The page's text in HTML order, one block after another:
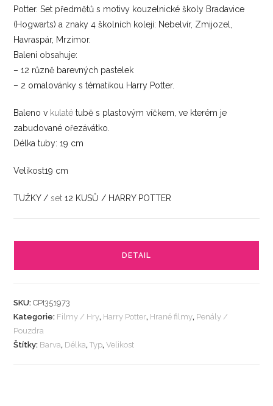
Potter. Set předmětů s motivy kouzelnické školy Bradavice
(Hogwarts) a znaky 4 školních kolejí: Nebelvír, Zmijozel,
Havraspár, Mrzimor.
Balení obsahuje:
– 12 různě barevných pastelek
– 2 omalovánky s tématikou Harry Potter.
Baleno v kulaté tubě s plastovým víčkem, ve kterém je
zabudované ořezávátko.
Délka tuby: 19 cm
Velikost19 cm
TUŽKY /set 12 KUSŮ / HARRY POTTER
DETAIL
SKU:CPI351973
Kategorie: Filmy / Hry, Harry Potter, Hrané filmy, Penály /
Pouzdra
Štítky: Barva, Délka,Typ,Velikost